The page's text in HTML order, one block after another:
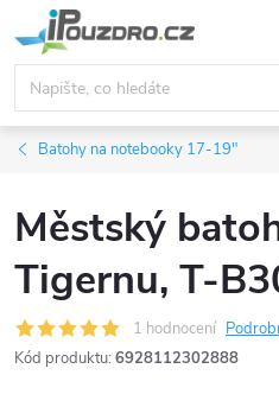
na
obsah
Batohy na notebooky 17-19"
Městský
Tigernu, T-
1 hodnocení
Kód produktu: 6928112302888